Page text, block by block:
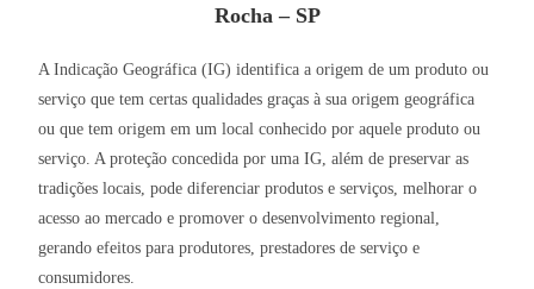
Rocha – SP
A Indicação Geográfica (IG) identifica a origem de um produto ou
serviço que tem certas qualidades graças à sua origem geográfica
ou que tem origem em um local conhecido por aquele produto ou
serviço. A proteção concedida por uma IG, além de preservar as
tradições locais, pode diferenciar produtos e serviços, melhorar o
acesso ao mercado e promover o desenvolvimento regional,
gerando efeitos para produtores, prestadores de serviço e
consumidores.